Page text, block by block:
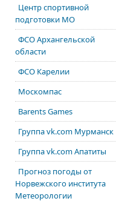
Центр спортивной
подготовки МО
ФСО Архангельской
области
ФСО Карелии
Москомпас
Barents Games
Группа vk.com Мурманск
Группа vk.com Апатиты
Прогноз погоды от
Норвежского института
Метеорологии